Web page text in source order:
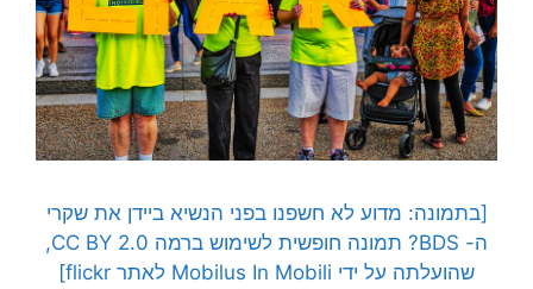
[בתמונה: מדוע לא חשפנו בפני הנשיא ביידן את שקרי
ה- BDS? תמונה חופשית לשימוש ברמה CC BY 2.0,
שהועלתה על ידי Mobilus In Mobili לאתר flickr]